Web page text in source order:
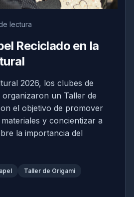
lectura
Reciclado en la
2026, los clubes de
organizaron un Taller de
el objetivo de promover
y concientizar a
la importancia del
Taller de Origami